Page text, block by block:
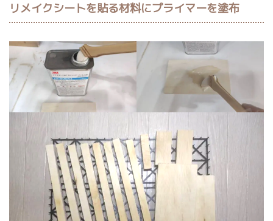
リメイクシートを貼る材料にプライマーを塗布